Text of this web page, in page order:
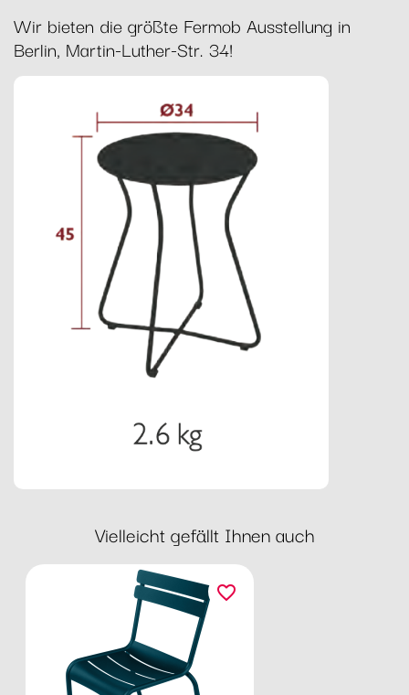
Wir bieten die größte Fermob Ausstellung in
Berlin, Martin-Luther-Str. 34!
Vielleicht gefällt Ihnen auch
favorite_border